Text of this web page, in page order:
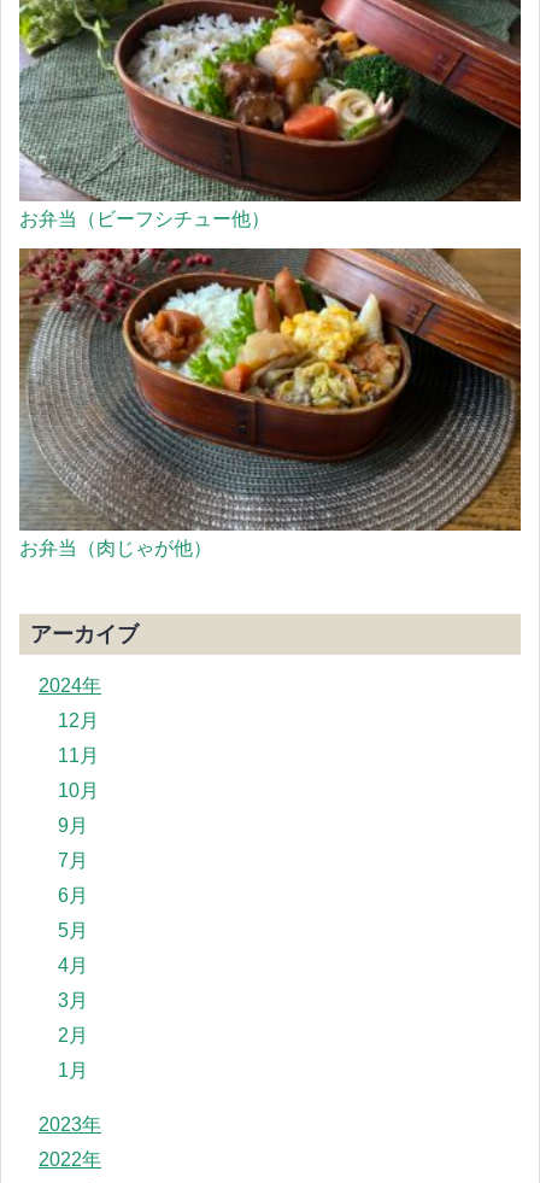
お弁当（ビーフシチュー他）
お弁当（肉じゃが他）
アーカイブ
2024年
12月
11月
10月
9月
7月
6月
5月
4月
3月
2月
1月
2023年
2022年